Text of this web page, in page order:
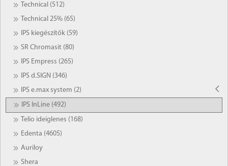
Technical (512)
Technical 25% (65)
IPS kiegészítők (59)
SR Chromasit (80)
IPS Empress (265)
IPS d.SIGN (346)
IPS e.max system (2)
IPS InLine (492)
Telio ideiglenes (168)
Edenta (4605)
Auriloy
Shera